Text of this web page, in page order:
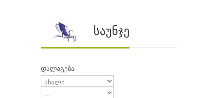
გამომცემლობები
საუნჯე
დალაგება